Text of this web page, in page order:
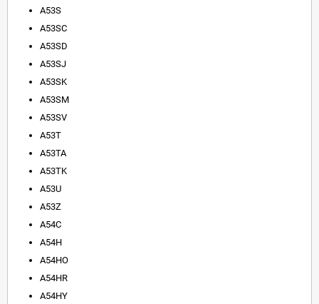
A53S
A53SC
A53SD
A53SJ
A53SK
A53SM
A53SV
A53T
A53TA
A53TK
A53U
A53Z
A54C
A54H
A54HO
A54HR
A54HY